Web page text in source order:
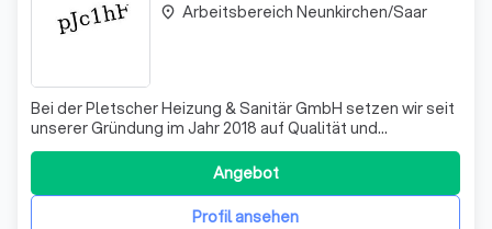
Bei der Pletscher Heizung & Sanitär GmbH setzen wir seit
unserer Gründung im Jahr 2018 auf Qualität und
Fachkompetenz im Bereich Heizungs- und Sanitärtechnik.
Unser Team, bestehend aus erfahrenen Fachleuten, wird
regelmäßig geschult, um stets auf dem neuesten Stand
der Technik zu sein. Wir bieten Ih
Profil ansehen
Angebot
place Arbeitsbereich Neunkirchen/Saar